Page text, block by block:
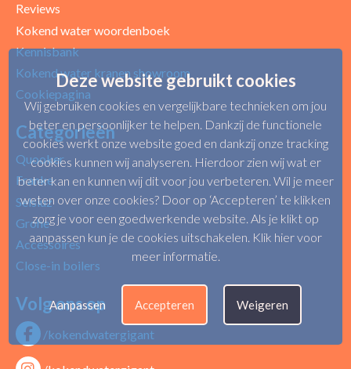
Reviews
Kokend water woordenboek
Kennisbank
Kokend water kranen showroom
Cookiepagina
Categorieën
Quooker
Franke
Selsiuz
Grohe
Accessoires
Close-in boilers
Volg ons op
/kokendwatergigant
Deze website gebruikt cookies
Wij gebruiken cookies en vergelijkbare technieken om jou
beter en persoonlijker te helpen. Dankzij de functionele
cookies werkt onze website goed en dankzij onze tracking
cookies kunnen wij analyseren. Hierdoor zien wij wat er
beter kan en kunnen wij dit voor jou verbeteren. Wil je meer
weten over onze cookies? Door op ‘Accepteren’ te klikken
zorg je voor een goedwerkende website. Als je klikt op
aanpassen kun je de cookies uitschakelen. Klik hier voor
meer informatie.
Aanpassen Accepteren Weigeren